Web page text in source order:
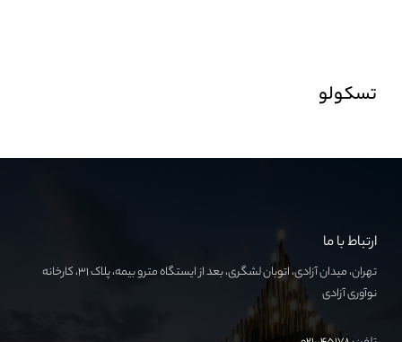
تسکولو
ارتباط با ما
تهران، میدان آزادی، اتوبان لشگری، بعد از ایستگاه مترو بیمه، پلاک ۳۱، کارخانه
نوآوری آزادی